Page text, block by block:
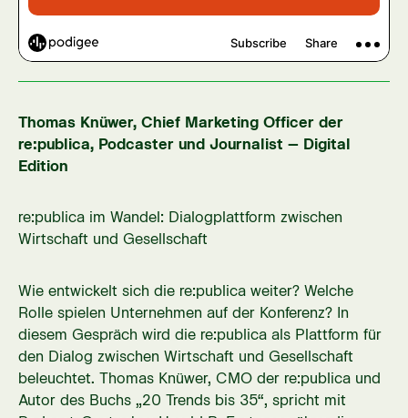
Thomas Knüwer, Chief Marketing Officer der
re:publica, Podcaster und Journalist – Digital
Edition
re:publica im Wandel: Dialogplattform zwischen
Wirtschaft und Gesellschaft
Wie entwickelt sich die re:publica weiter? Welche
Rolle spielen Unternehmen auf der Konferenz? In
diesem Gespräch wird die re:publica als Plattform für
den Dialog zwischen Wirtschaft und Gesellschaft
beleuchtet. Thomas Knüwer, CMO der re:publica und
Autor des Buchs „20 Trends bis 35“, spricht mit